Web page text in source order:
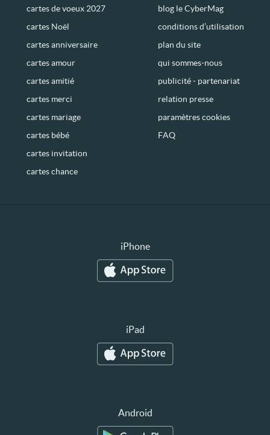
cartes de voeux 2027
cartes Noël
cartes anniversaire
cartes amour
cartes amitié
cartes merci
cartes mariage
cartes bébé
cartes invitation
cartes chance
blog le CyberMag
conditions d’utilisation
plan du site
qui sommes-nous
publicité - partenariat
relation presse
paramètres cookies
FAQ
iPhone
iPad
Android